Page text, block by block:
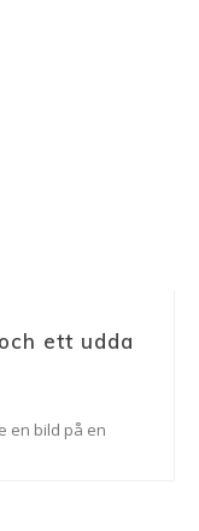
ett udda
en bild på en